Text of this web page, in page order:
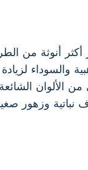
أنوثة من
والسوداء
من الألوان
وزهور